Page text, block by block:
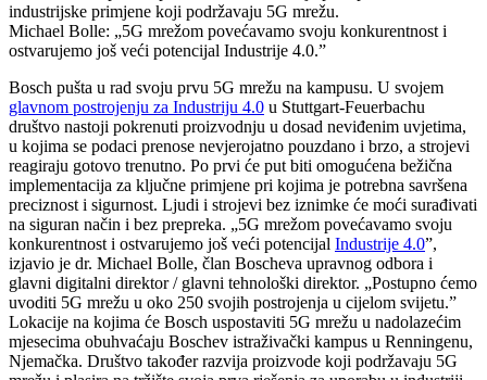
industrijske primjene koji podržavaju 5G mrežu.
Michael Bolle: „5G mrežom povećavamo svoju konkurentnost i
ostvarujemo još veći potencijal Industrije 4.0.”
Bosch pušta u rad svoju prvu 5G mrežu na kampusu. U svojem
glavnom postrojenju za Industriju 4.0 u Stuttgart-Feuerbachu
društvo nastoji pokrenuti proizvodnju u dosad neviđenim uvjetima,
u kojima se podaci prenose nevjerojatno pouzdano i brzo, a strojevi
reagiraju gotovo trenutno. Po prvi će put biti omogućena bežična
implementacija za ključne primjene pri kojima je potrebna savršena
preciznost i sigurnost. Ljudi i strojevi bez iznimke će moći surađivati
na siguran način i bez prepreka. „5G mrežom povećavamo svoju
konkurentnost i ostvarujemo još veći potencijal Industrije 4.0”,
izjavio je dr. Michael Bolle, član Boscheva upravnog odbora i
glavni digitalni direktor / glavni tehnološki direktor. „Postupno ćemo
uvoditi 5G mrežu u oko 250 svojih postrojenja u cijelom svijetu.”
Lokacije na kojima će Bosch uspostaviti 5G mrežu u nadolazećim
mjesecima obuhvaćaju Boschev istraživački kampus u Renningenu,
Njemačka. Društvo također razvija proizvode koji podržavaju 5G